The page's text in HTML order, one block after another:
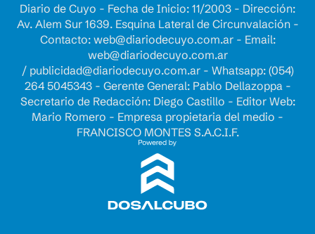
Diario de Cuyo - Fecha de Inicio: 11/2003 - Dirección:
Av. Alem Sur 1639. Esquina Lateral de Circunvalación -
Contacto: web@diariodecuyo.com.ar- Email:
web@diariodecuyo.com.ar
/ publicidad@diariodecuyo.com.ar- Whatsapp: (054)
264 5045343 - Gerente General: Pablo Dellazoppa -
Secretario de Redacción: Diego Castillo - Editor Web:
Mario Romero - Empresa propietaria del medio -
FRANCISCO MONTES S.A.C.I.F.